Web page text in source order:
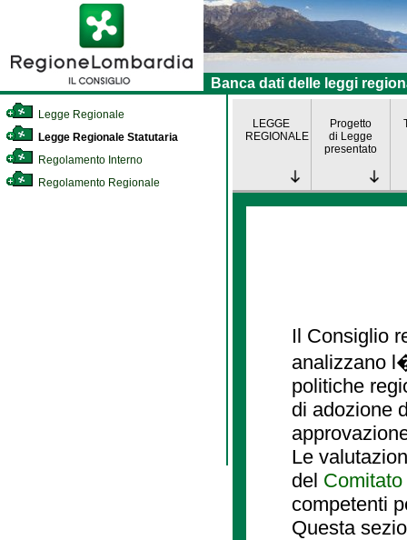
Banca dati delle leggi
Legge Regionale
Legge Regionale Statutaria
Regolamento Interno
Regolamento Regionale
LEGGE
REGIONALE
Progetto
di Legge
presentato
Il Consiglio
analizzano
politiche
di adozione
Le
del
competenti
Questa